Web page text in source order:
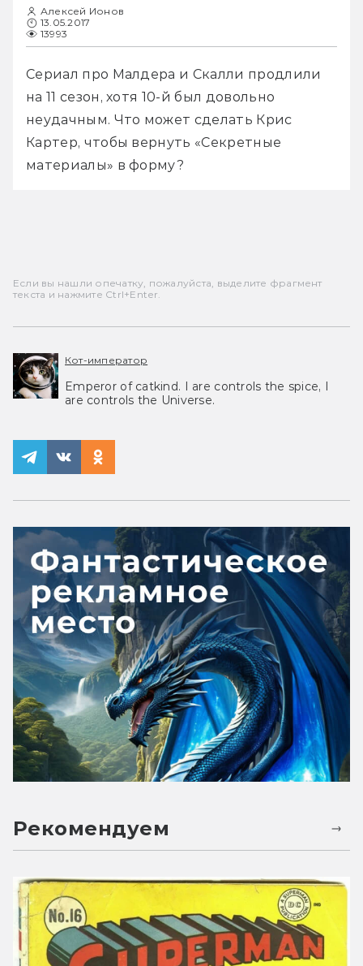
Алексей Ионов
13.05.2017
13993
Сериал про Малдера и Скалли продлили
на 11 сезон, хотя 10-й был довольно
неудачным. Что может сделать Крис
Картер, чтобы вернуть «Секретные
материалы» в форму?
Если вы нашли опечатку, пожалуйста, выделите фрагмент
текста и нажмите Ctrl+Enter.
Кот-император
Emperor of catkind. I are controls the spice, I
are controls the Universe.
Рекомендуем